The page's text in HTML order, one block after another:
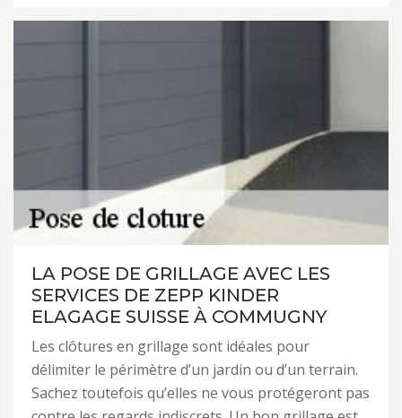
LA POSE DE GRILLAGE AVEC LES
SERVICES DE ZEPP KINDER
ELAGAGE SUISSE À COMMUGNY
Les clôtures en grillage sont idéales pour
délimiter le périmètre d’un jardin ou d’un terrain.
Sachez toutefois qu’elles ne vous protégeront pas